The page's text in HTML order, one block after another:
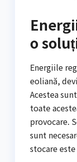
o
Energiile
eoliană,
Acestea
toate
provocare.
sunt
stocare